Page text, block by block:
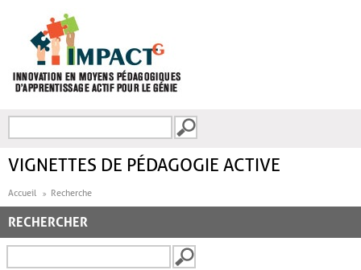
FORMULAIRE DE
VIGNETTES DE PÉDAGOGIE ACTIVE
Accueil Recherche
RECHERCHER